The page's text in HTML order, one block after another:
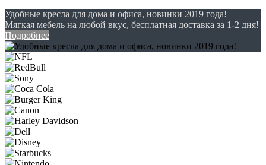
Удобные кресла для дома и офиса, новинки 2019 года!
Мягкая мебель на любой вкус, бесплатная доставка за 1-2 дня!
Подробнее